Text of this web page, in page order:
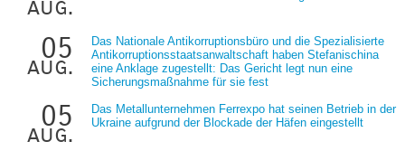
aug.
05
aug.
Das Nationale Antikorruptionsbüro und die Spezialisierte
Antikorruptionsstaatsanwaltschaft haben Stefanischina
eine Anklage zugestellt: Das Gericht legt nun eine
Sicherungsmaßnahme für sie fest
05
aug.
Das Metallunternehmen Ferrexpo hat seinen Betrieb in der
Ukraine aufgrund der Blockade der Häfen eingestellt